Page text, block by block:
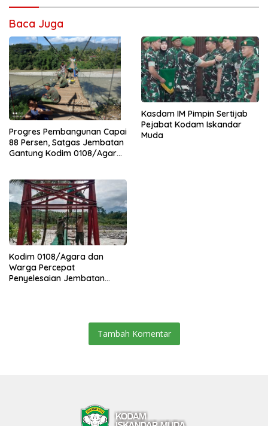
Baca Juga
Progres Pembangunan Capai
88 Persen, Satgas Jembatan
Gantung Kodim 0108/Agara
Kasdam IM Pimpin Sertijab
Pejabat Kodam Iskandar
Muda
Kodim 0108/Agara dan
Warga Percepat
Penyelesaian Jembatan
Tambah Komentar